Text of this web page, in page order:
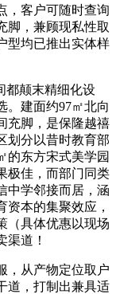
客户可随时查询
脚，兼顾现私性取
型均已推出实体样
颠末精细化设
。建面约97㎡北向
充脚，是保隆越禧
划分以昔时教育部
的东方宋式美学园
极佳，而部门同类
中学邻接而居，涵
本的集聚效应，
（具体优惠以现场
渠道！
从产物定位取户
道，打制出兼具适